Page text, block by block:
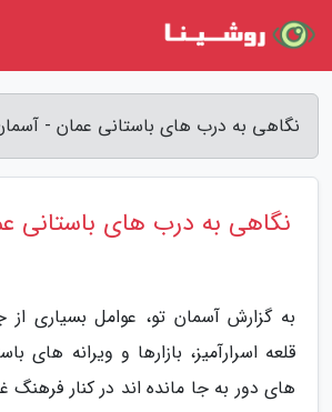
نگاهی به درب های باستانی عمان -
نگاهی به درب های باستانی
به گزارش آسمان تو، عوامل بسیاری از
قلعه اسرارآمیز، بازارها و ویرانه های
های دور به جا مانده اند در کنار